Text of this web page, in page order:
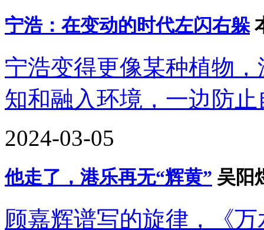
宁浩：在变动的时代左闪右躲
宁浩变得更像某种植物
知和融入环境，一边防
2024-03-05
他走了，港乐再无“辉黄” 吴阳
顾嘉辉谱写的旋律，《